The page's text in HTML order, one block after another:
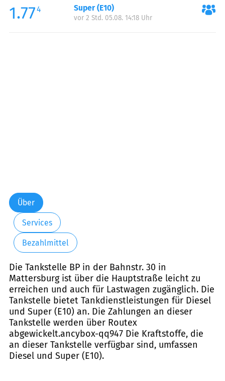
Samstag:
00:00-24:00
Sonntag:
1.774 Super (E10)
vor 2 Std. 05.08. 14:18 Uhr
Über
Services
Bezahlmittel
Die Tankstelle BP in der Bahnstr. 30 in
Mattersburg ist über die Hauptstraße leicht zu
erreichen und auch für Lastwagen zugänglich. Die
Tankstelle bietet Tankdienstleistungen für Diesel
und Super (E10) an. Die Zahlungen an dieser
Tankstelle werden über Routex
abgewickelt.ancybox-qq947 Die Kraftstoffe, die
an dieser Tankstelle verfügbar sind, umfassen
Diesel und Super (E10).